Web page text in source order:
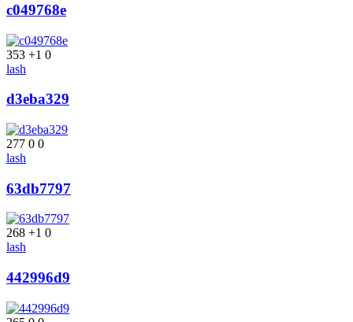
c049768e
353 +1 0
lash
d3eba329
277 0 0
lash
63db7797
268 +1 0
lash
442996d9